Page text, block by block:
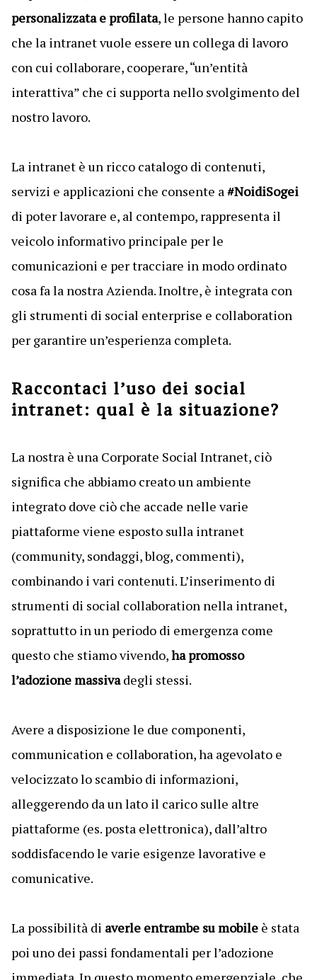
personalizzata e profilata, le persone hanno capito
che la intranet vuole essere un collega di lavoro
con cui collaborare, cooperare, “un’entità
interattiva” che ci supporta nello svolgimento del
nostro lavoro.
La intranet è un ricco catalogo di contenuti,
servizi e applicazioni che consente a #NoidiSogei
di poter lavorare e, al contempo, rappresenta il
veicolo informativo principale per le
comunicazioni e per tracciare in modo ordinato
cosa fa la nostra Azienda. Inoltre, è integrata con
gli strumenti di social enterprise e collaboration
per garantire un’esperienza completa.
Raccontaci l’uso dei social
intranet: qual è la situazione?
La nostra è una Corporate Social Intranet, ciò
significa che abbiamo creato un ambiente
integrato dove ciò che accade nelle varie
piattaforme viene esposto sulla intranet
(community, sondaggi, blog, commenti),
combinando i vari contenuti. L’inserimento di
strumenti di social collaboration nella intranet,
soprattutto in un periodo di emergenza come
questo che stiamo vivendo,ha promosso
l’adozione massivadegli stessi.
Avere a disposizione le due componenti,
communication e collaboration, ha agevolato e
velocizzato lo scambio di informazioni,
alleggerendo da un lato il carico sulle altre
piattaforme (es. posta elettronica), dall’altro
soddisfacendo le varie esigenze lavorative e
comunicative.
La possibilità di averle entrambe su mobileè stata
poi uno dei passi fondamentali per l’adozione